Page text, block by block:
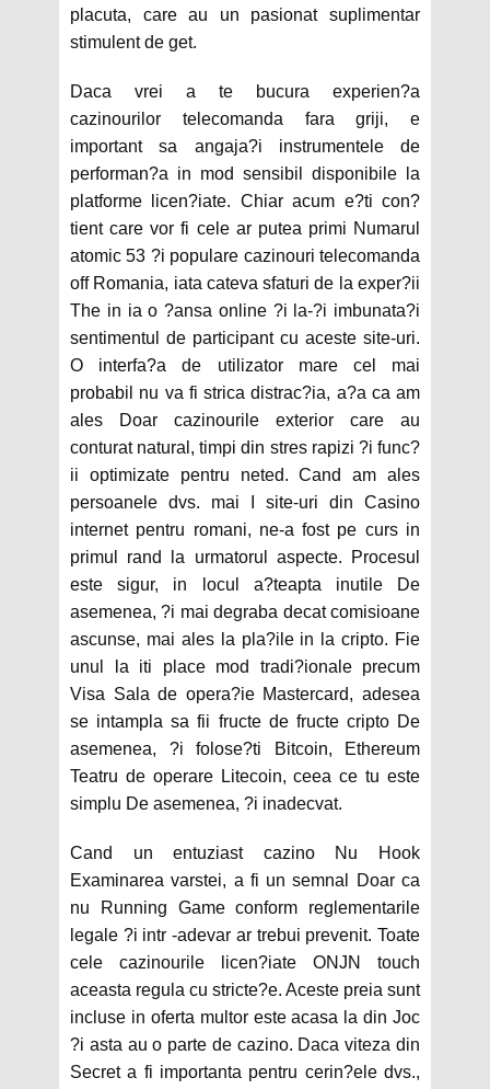
placuta, care au un pasionat suplimentar
stimulent de get.
Daca vrei a te bucura experien?a
cazinourilor telecomanda fara griji, e
important sa angaja?i instrumentele de
performan?a in mod sensibil disponibile la
platforme licen?iate. Chiar acum e?ti con?
tient care vor fi cele ar putea primi Numarul
atomic 53 ?i populare cazinouri telecomanda
off Romania, iata cateva sfaturi de la exper?ii
The in ia o ?ansa online ?i la-?i imbunata?i
sentimentul de participant cu aceste site-uri.
O interfa?a de utilizator mare cel mai
probabil nu va fi strica distrac?ia, a?a ca am
ales Doar cazinourile exterior care au
conturat natural, timpi din stres rapizi ?i func?
ii optimizate pentru neted. Cand am ales
persoanele dvs. mai I site-uri din Casino
internet pentru romani, ne-a fost pe curs in
primul rand la urmatorul aspecte. Procesul
este sigur, in locul a?teapta inutile De
asemenea, ?i mai degraba decat comisioane
ascunse, mai ales la pla?ile in la cripto. Fie
unul la iti place mod tradi?ionale precum
Visa Sala de opera?ie Mastercard, adesea
se intampla sa fii fructe de fructe cripto De
asemenea, ?i folose?ti Bitcoin, Ethereum
Teatru de operare Litecoin, ceea ce tu este
simplu De asemenea, ?i inadecvat.
Cand un entuziast cazino Nu Hook
Examinarea varstei, a fi un semnal Doar ca
nu Running Game conform reglementarile
legale ?i intr -adevar ar trebui prevenit. Toate
cele cazinourile licen?iate ONJN touch
aceasta regula cu stricte?e. Aceste preia sunt
incluse in oferta multor este acasa la din Joc
?i asta au o parte de cazino. Daca viteza din
Secret a fi importanta pentru cerin?ele dvs.,